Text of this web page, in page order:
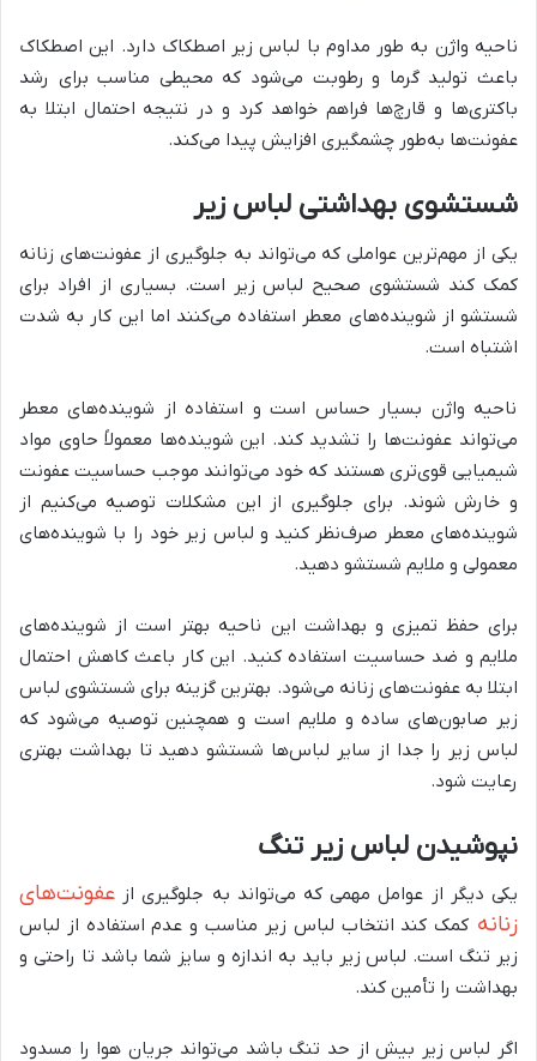
ناحیه واژن به طور مداوم با لباس زیر اصطکاک دارد. این اصطکاک
باعث تولید گرما و رطوبت می‌شود که محیطی مناسب برای رشد
باکتری‌ها و قارچ‌ها فراهم خواهد کرد و در نتیجه احتمال ابتلا به
عفونت‌ها به‌طور چشمگیری افزایش پیدا می‌کند.
شستشوی بهداشتی لباس زیر
یکی از مهم‌ترین عواملی که می‌تواند به جلوگیری از عفونت‌های زنانه
کمک کند شستشوی صحیح لباس زیر است. بسیاری از افراد برای
شستشو از شوینده‌های معطر استفاده می‌کنند اما این کار به شدت
اشتباه است.
ناحیه واژن بسیار حساس است و استفاده از شوینده‌های معطر
می‌تواند عفونت‌ها را تشدید کند. این شوینده‌ها معمولاً حاوی مواد
شیمیایی قوی‌تری هستند که خود می‌توانند موجب حساسیت عفونت
و خارش شوند. برای جلوگیری از این مشکلات توصیه می‌کنیم از
شوینده‌های معطر صرف‌نظر کنید و لباس زیر خود را با شوینده‌های
معمولی و ملایم شستشو دهید.
برای حفظ تمیزی و بهداشت این ناحیه بهتر است از شوینده‌های
ملایم و ضد حساسیت استفاده کنید. این کار باعث کاهش احتمال
ابتلا به عفونت‌های زنانه می‌شود. بهترین گزینه برای شستشوی لباس
زیر صابون‌های ساده و ملایم است و همچنین توصیه می‌شود که
لباس زیر را جدا از سایر لباس‌ها شستشو دهید تا بهداشت بهتری
رعایت شود.
نپوشیدن لباس زیر تنگ
یکی دیگر از عوامل مهمی که می‌تواند به جلوگیری از عفونت‌های
زنانه کمک کند انتخاب لباس زیر مناسب و عدم استفاده از لباس
زیر تنگ است. لباس زیر باید به اندازه و سایز شما باشد تا راحتی و
بهداشت را تأمین کند.
اگر لباس زیر بیش از حد تنگ باشد می‌تواند جریان هوا را مسدود